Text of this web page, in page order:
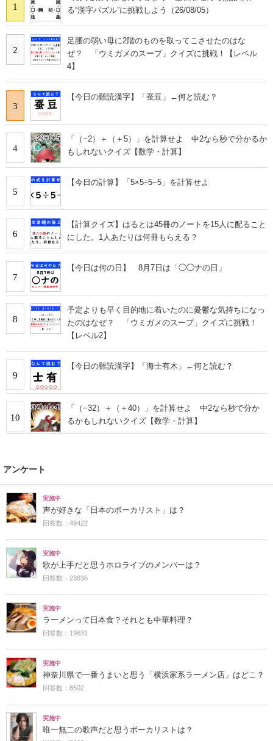
1
る“漢字パズル”に挑戦しよう（26/08/05）
2
足腰の弱い母に2階のものを取ってこさせたのはな
ぜ？ 「ウミガメのスープ」クイズに挑戦！【レベル
4】
3
【今日の難読漢字】「蚕豆」←何と読む？
4
「（−2）＋（＋5）」を計算せよ 中2なら秒で分かるか
もしれないクイズ【数学・計算】
5
【今日の計算】「5×5÷5−5」を計算せよ
6
【計算クイズ】はるとは45冊のノートを15人に配ること
にした。1人あたりは何冊もらえる？
7
【今日は何の日】 8月7日は「◯◯ナの日」
8
予定よりも早く目的地に着いたのに憂鬱な気持ちになっ
たのはなぜ？ 「ウミガメのスープ」クイズに挑戦！
【レベル2】
9
【今日の難読漢字】「海士有木」←何と読む？
10
「（−32）＋（＋40）」を計算せよ 中2なら秒で分か
るかもしれないクイズ【数学・計算】
アンケート
実施中
声が好きな「日本のボーカリスト」は？
回答数：49422
実施中
歌が上手だと思うホロライブのメンバーは？
回答数：23836
実施中
ラーメンって日本食？それとも中華料理？
回答数：19631
実施中
神奈川県で一番うまいと思う「横浜家系ラーメン店」はどこ？
回答数：8502
実施中
唯一無二の歌声だと思うボーカリストは？